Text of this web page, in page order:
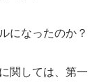
になったのか？
関しては、第一